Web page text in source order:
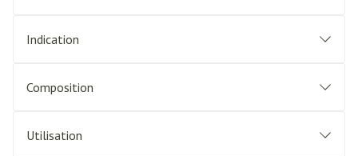
Indication
Composition
Utilisation